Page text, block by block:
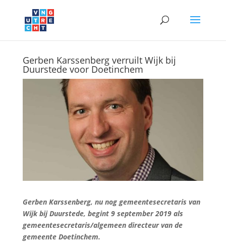
Gerben Karssenberg verruilt Wijk bij
Duurstede voor Doetinchem
Gerben Karssenberg, nu nog gemeentesecretaris van
Wijk bij Duurstede, begint 9 september 2019 als
gemeentesecretaris/algemeen directeur van de
gemeente Doetinchem.